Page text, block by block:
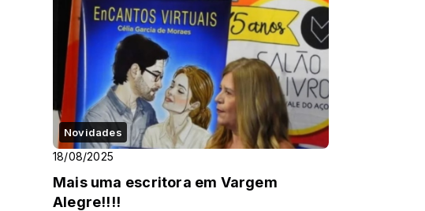
Novidades
18/08/2025
Mais uma escritora em Vargem
Alegre!!!!